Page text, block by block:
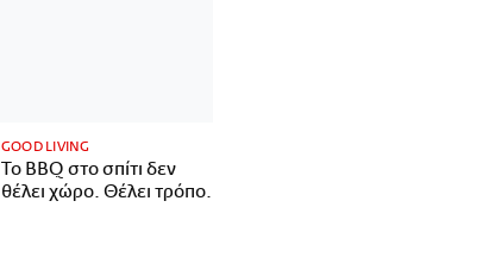
GOOD LIVING
Το BBQ στο σπίτι δεν
θέλει χώρο. Θέλει τρόπο.